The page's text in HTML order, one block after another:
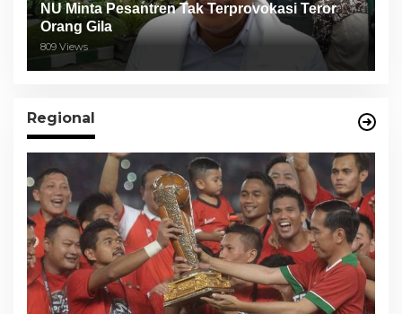
NU Minta Pesantren Tak Terprovokasi Teror
Orang Gila
809 Views
Regional